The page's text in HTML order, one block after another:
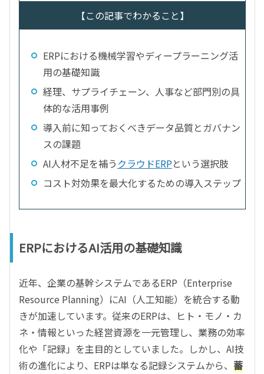
【この記事でわかること】
ERPにおける機械学習やディープラーニング活
用の基礎知識
経理、サプライチェーン、人事など部門別の具
体的な活用事例
導入前に知っておくべきデータ品質とガバナン
スの課題
AI人材不足を補うクラウドERPという選択肢
コスト対効果を最大化するための導入ステップ
ERPにおけるAI活用の基礎知識
近年、企業の基幹システムであるERP（Enterprise
Resource Planning）にAI（人工知能）を統合する動
きが加速しています。従来のERPは、ヒト・モノ・カ
ネ・情報といった経営資源を一元管理し、業務の効率
化や「記録」を主目的としていました。しかし、AI技
術の進化により、ERPは単なる記録システムから、 蓄